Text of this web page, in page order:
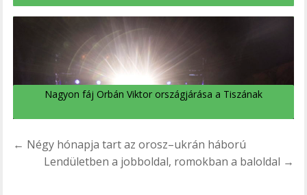
Nagyon fáj Orbán Viktor országjárása a Tiszának
Bejegyzés
navigáció
← Négy hónapja tart az orosz–ukrán háború
Lendületben a jobboldal, romokban a baloldal →